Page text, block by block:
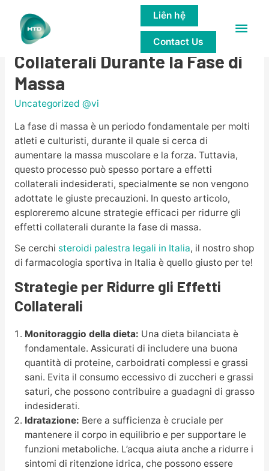
Main
Liên hệ
Contact Us
Come Ridurre gli Effetti
Collaterali Durante la Fase di
Massa
Uncategorized @vi
La fase di massa è un periodo fondamentale per molti
atleti e culturisti, durante il quale si cerca di
aumentare la massa muscolare e la forza. Tuttavia,
questo processo può spesso portare a effetti
collaterali indesiderati, specialmente se non vengono
adottate le giuste precauzioni. In questo articolo,
esploreremo alcune strategie efficaci per ridurre gli
effetti collaterali durante la fase di massa.
Se cerchi steroidi palestra legali in Italia, il nostro shop
di farmacologia sportiva in Italia è quello giusto per te!
Strategie per Ridurre gli Effetti
Collaterali
Monitoraggio della dieta: Una dieta bilanciata è
fondamentale. Assicurati di includere una buona
quantità di proteine, carboidrati complessi e grassi
sani. Evita il consumo eccessivo di zuccheri e grassi
saturi, che possono contribuire a guadagni di grasso
indesiderati.
Idratazione: Bere a sufficienza è cruciale per
mantenere il corpo in equilibrio e per supportare le
funzioni metaboliche. L’acqua aiuta anche a ridurre i
sintomi di ritenzione idrica, che possono essere